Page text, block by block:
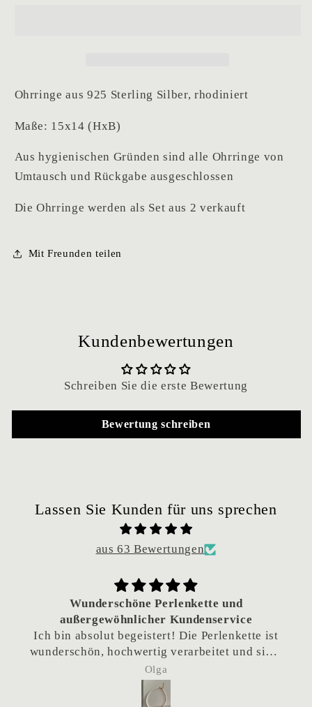
Ohrringe aus 925 Sterling Silber, rhodiniert
Maße: 15x14 (HxB)
Aus hygienischen Gründen sind alle Ohrringe von
Umtausch und Rückgabe ausgeschlossen
Die Ohrringe werden als Set aus 2 verkauft
Mit Freunden teilen
Kundenbewertungen
Schreiben Sie die erste Bewertung
Bewertung schreiben
Lassen Sie Kunden für uns sprechen
aus 63 Bewertungen
Wunderschöne Perlenkette und
außergewöhnlicher Kundenservice
Ich bin absolut begeistert! Die Perlenkette ist
wunderschön, hochwertig verarbeitet und sieht
einfach traumhaft aus.
Besonders hervorheben möchte ich den
hervorragenden Kundenservice. Da die Kette
Olga